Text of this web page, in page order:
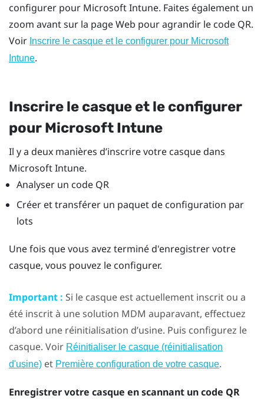
configurer pour Microsoft Intune. Faites également un
zoom avant sur la page Web pour agrandir le code QR.
Voir Inscrire le casque et le configurer pour Microsoft
Intune.
Inscrire le casque et le configurer
pour Microsoft Intune
Il y a deux manières d’inscrire votre casque dans
Microsoft Intune.
Analyser un code QR
Créer et transférer un paquet de configuration par
lots
Une fois que vous avez terminé d'enregistrer votre
casque, vous pouvez le configurer.
Important : Si le casque est actuellement inscrit ou a
été inscrit à une solution MDM auparavant, effectuez
d’abord une réinitialisation d’usine. Puis configurez le
casque. Voir Réinitialiser le casque (réinitialisation
d'usine) et Première configuration de votre casque.
Enregistrer votre casque en scannant un code QR